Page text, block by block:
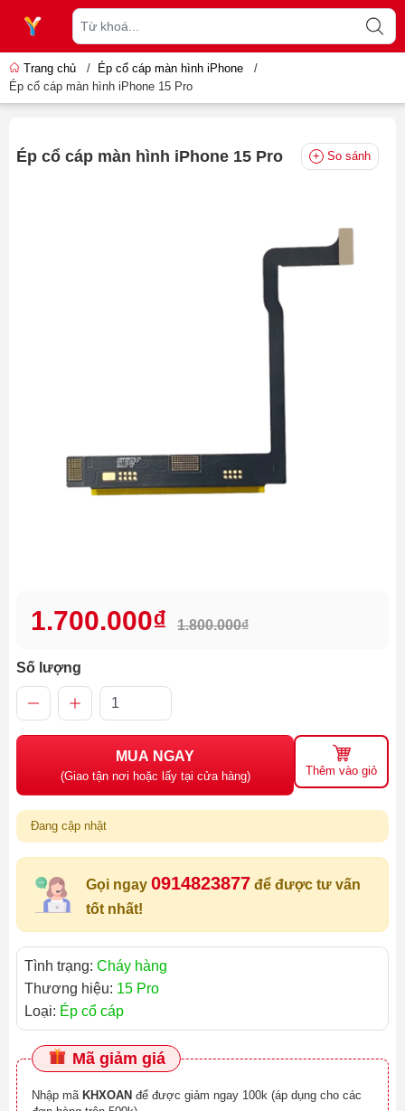
Trang chủ / Ép cổ cáp màn hình iPhone
/
Ép cổ cáp màn hình iPhone 15 Pro
Ép cổ cáp màn hình iPhone 15 Pro So sánh
1.700.000₫ 1.800.000₫
Số lượng
MUA NGAY
(Giao tận nơi hoặc lấy tại cửa hàng) Thêm vào giỏ
Đang cập nhật
Gọi ngay 0914823877 để được tư vấn
tốt nhất!
Tình trạng: Cháy hàng
Thương hiệu: 15 Pro
Loại: Ép cổ cáp
Mã giảm giá
Nhập mã KHXOAN